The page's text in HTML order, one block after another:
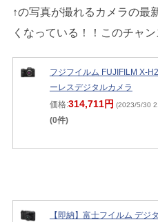
↑の写真が撮れるカメラの最
くなっている！！このチャン
フジフイルム FUJIFILM X-
ーレスデジタルカメラ
価格:314,711円 (2023/5/30
(0件)
【即納】富士フイルム デジ